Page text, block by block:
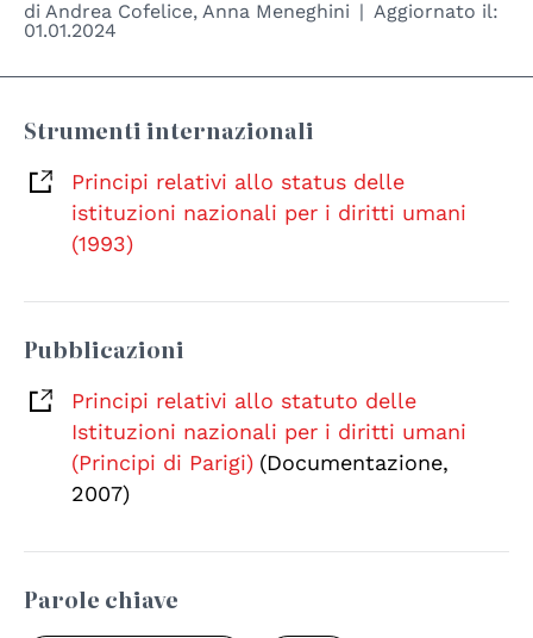
di Andrea Cofelice, Anna Meneghini
Aggiornato il:
01.01.2024
Strumenti internazionali
Principi relativi allo status delle
istituzioni nazionali per i diritti umani
(1993)
Pubblicazioni
Principi relativi allo statuto delle
Istituzioni nazionali per i diritti umani
(Principi di Parigi) (Documentazione,
2007)
Parole chiave